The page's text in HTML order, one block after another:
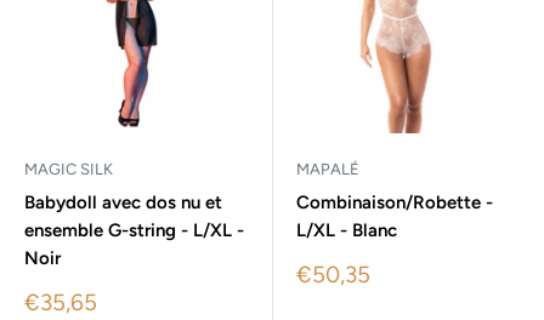
MAGIC SILK
Babydoll avec dos nu et
ensemble G-string - L/XL -
Noir
Sale
€35,65
MAPALÉ
Combinaison/Robette -
L/XL - Blanc
Sale
€50,35